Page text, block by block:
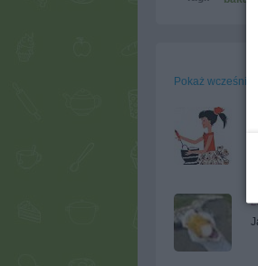
Pokaż